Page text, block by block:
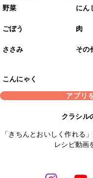
野菜 にん
ごぼう 肉
ささみ その
こんにゃく
アプリ
クラシル
「きちんとおいしく作れる
レシピ動画